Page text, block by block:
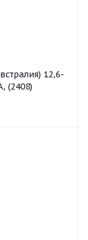
12,6-
(2408)